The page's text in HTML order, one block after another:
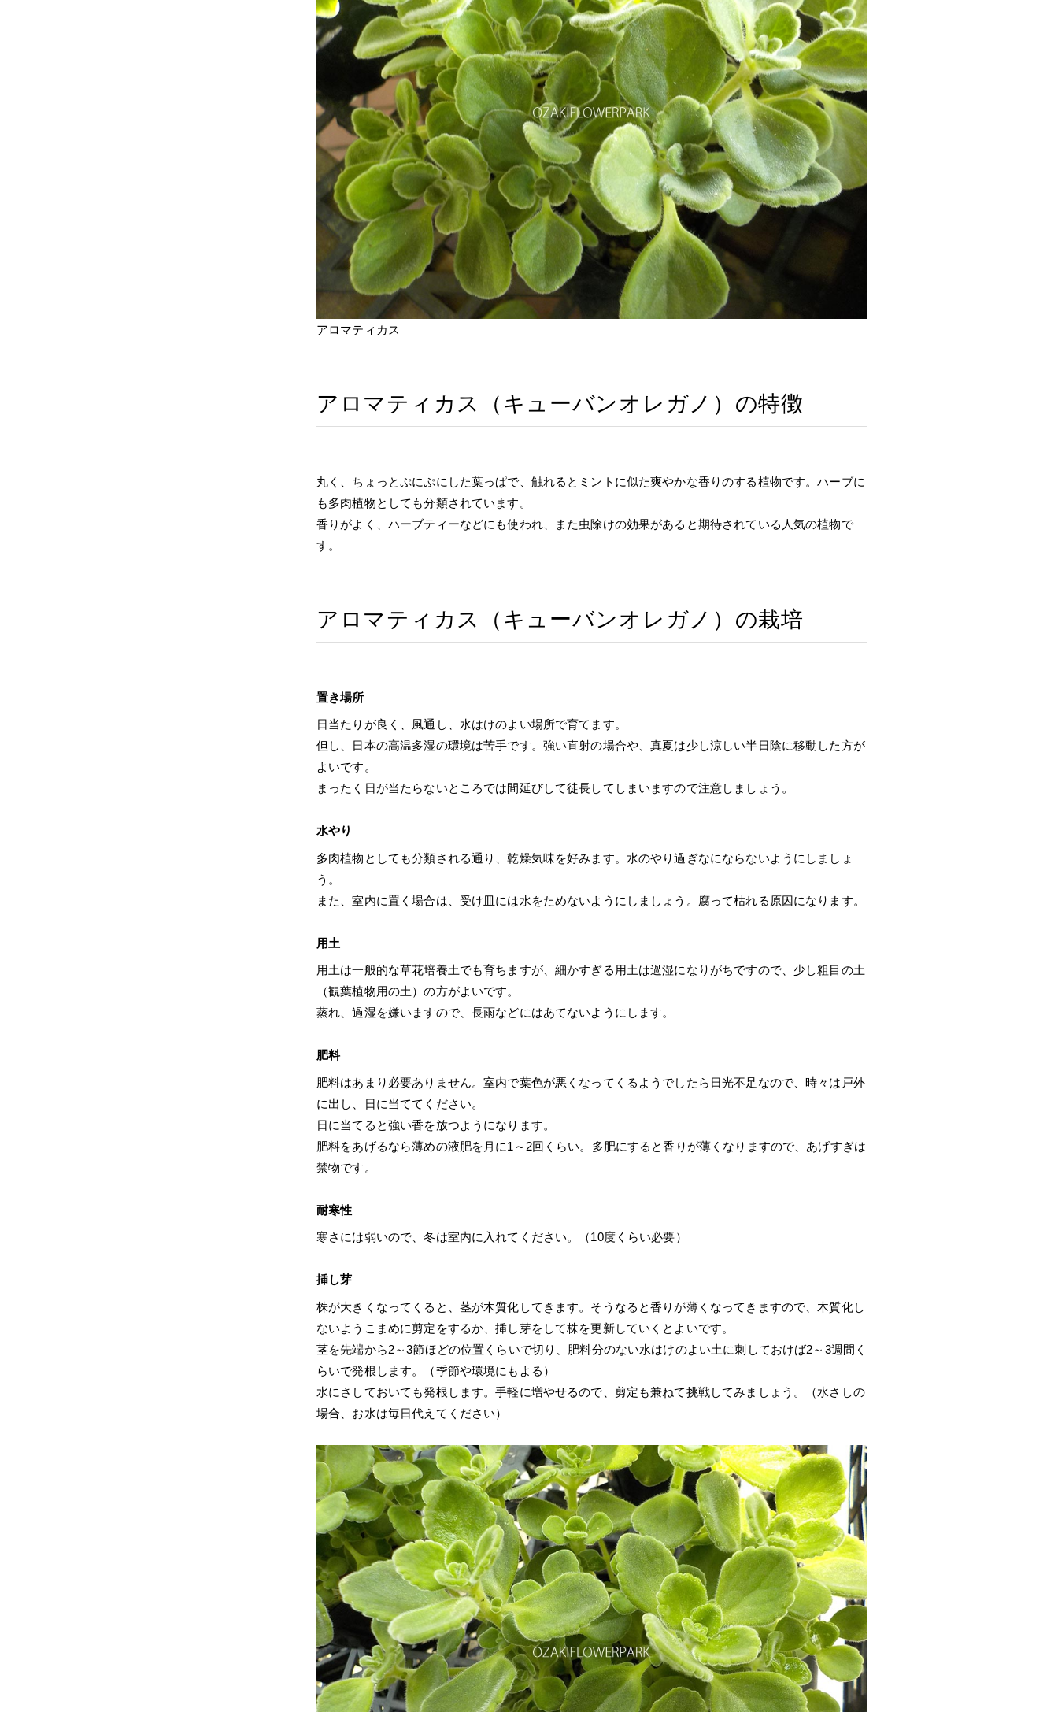
アロマティカス
アロマティカス（キューバンオレガノ）の特徴
丸く、ちょっとぷにぷにした葉っぱで、触れるとミントに似た爽やかな香りのする植物です。ハーブに
も多肉植物としても分類されています。
香りがよく、ハーブティーなどにも使われ、また虫除けの効果があると期待されている人気の植物で
す。
アロマティカス（キューバンオレガノ）の栽培
置き場所
日当たりが良く、風通し、水はけのよい場所で育てます。
但し、日本の高温多湿の環境は苦手です。強い直射の場合や、真夏は少し涼しい半日陰に移動した方が
よいです。
まったく日が当たらないところでは間延びして徒長してしまいますので注意しましょう。
水やり
多肉植物としても分類される通り、乾燥気味を好みます。水のやり過ぎなにならないようにしましょ
う。
また、室内に置く場合は、受け皿には水をためないようにしましょう。腐って枯れる原因になります。
用土
用土は一般的な草花培養土でも育ちますが、細かすぎる用土は過湿になりがちですので、少し粗目の土
（観葉植物用の土）の方がよいです。
蒸れ、過湿を嫌いますので、長雨などにはあてないようにします。
肥料
肥料はあまり必要ありません。室内で葉色が悪くなってくるようでしたら日光不足なので、時々は戸外
に出し、日に当ててください。
日に当てると強い香を放つようになります。
肥料をあげるなら薄めの液肥を月に1～2回くらい。多肥にすると香りが薄くなりますので、あげすぎは
禁物です。
耐寒性
寒さには弱いので、冬は室内に入れてください。（10度くらい必要）
挿し芽
株が大きくなってくると、茎が木質化してきます。そうなると香りが薄くなってきますので、木質化し
ないようこまめに剪定をするか、挿し芽をして株を更新していくとよいです。
茎を先端から2～3節ほどの位置くらいで切り、肥料分のない水はけのよい土に刺しておけば2～3週間く
らいで発根します。（季節や環境にもよる）
水にさしておいても発根します。手軽に増やせるので、剪定も兼ねて挑戦してみましょう。（水さしの
場合、お水は毎日代えてください）